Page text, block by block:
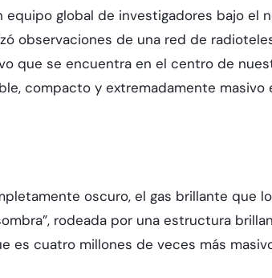
global de investigadores bajo el
observaciones de una red de
que se encuentra en el centro de
compacto y extremadamente
oscuro, el gas brillante que
rodeada por una estructura
es cuatro millones de veces más